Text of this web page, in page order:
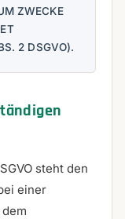
ZWECKE
2 DSGVO).
steht den
einer